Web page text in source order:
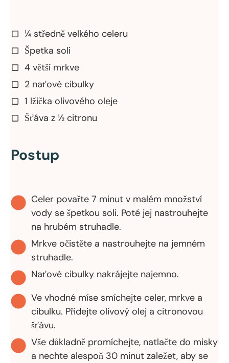
¼ středně velkého celeru
Špetka soli
4 větší mrkve
2 naťové cibulky
1 lžička olivového oleje
Šťáva z ½ citronu
Postup
Celer povařte 7 minut v malém množství
vody se špetkou soli. Poté jej nastrouhejte
na hrubém struhadle.
Mrkve očistěte a nastrouhejte na jemném
struhadle.
Naťové cibulky nakrájejte najemno.
Ve vhodné míse smíchejte celer, mrkve a
cibulku. Přidejte olivový olej a citronovou
šťávu.
Vše důkladně promíchejte, natlačte do misky
a nechte alespoň 30 minut zaležet, aby se